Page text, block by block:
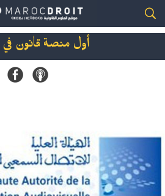
أول منصة قانون في